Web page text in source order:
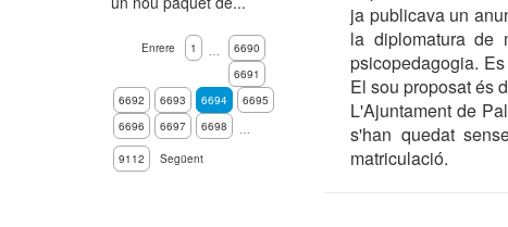
ja publicava un
la diplomatura de
psicopedagogia.
El sou proposat és
L'Ajuntament de
s'han quedat
matriculació.
Enrere 1 …
6690
6691
6692
6693 6694
6695
6696
6697 6698
…
9112
Següent